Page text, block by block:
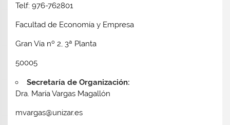
Telf: 976-762801
Facultad de Economía y Empresa
Gran Vía nº 2, 3ª Planta
50005
Secretaría de Organización:
Dra. María Vargas Magallón
mvargas@unizar.es